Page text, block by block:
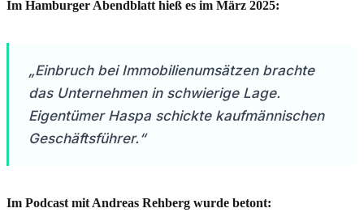
Im Hamburger Abendblatt hieß es im März 2025:
„Einbruch bei Immobilienumsätzen brachte
das Unternehmen in schwierige Lage.
Eigentümer Haspa schickte kaufmännischen
Geschäftsführer.“
Im Podcast mit Andreas Rehberg wurde betont: